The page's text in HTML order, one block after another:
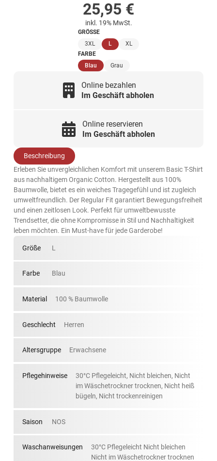
25,95 €
inkl. 19% MwSt.
GRÖSSE
3XL
L (ausgewählt)
XL
FARBE
Blau(ausgewählt)
Grau
Online bezahlen
Im Geschäft abholen
Online reservieren
Im Geschäft abholen
Beschreibung
Erleben Sie unvergleichlichen Komfort mit unserem Basic T-Shirt
aus nachhaltigem Organic Cotton. Hergestellt aus 100%
Baumwolle, bietet es ein weiches Tragegefühl und ist zugleich
umweltfreundlich. Der Regular Fit garantiert Bewegungsfreiheit
und einen zeitlosen Look. Perfekt für umweltbewusste
Trendsetter, die ohne Kompromisse in Stil und Nachhaltigkeit
leben möchten. Ein Must-have für jede Garderobe!
Größe L
Farbe Blau
Material 100 % Baumwolle
Geschlecht Herren
Altersgruppe Erwachsene
Pflegehinweise
30°C Pflegeleicht, Nicht bleichen, Nicht
im Wäschetrockner trocknen, Nicht heiß
bügeln, Nicht trockenreinigen
Saison NOS
Waschanweisungen
30°C Pflegeleicht Nicht bleichen
Nicht im Wäschetrockner trocknen